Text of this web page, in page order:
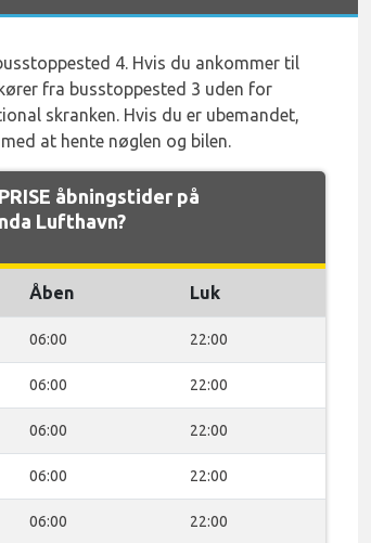
4. Hvis du ankommer til
fra busstoppested 3 uden for
skranken. Hvis du er ubemandet,
at hente nøglen og bilen.
åbningstider på
Lufthavn?
Åben Luk
06:00 22:00
06:00 22:00
06:00 22:00
06:00 22:00
06:00 22:00